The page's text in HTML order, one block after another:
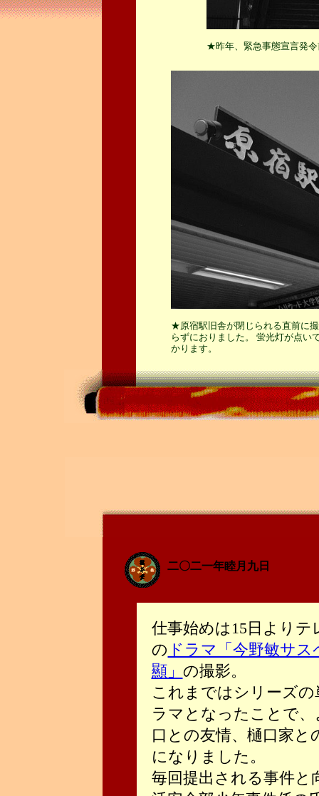
★昨年、緊急事態宣言発
★原宿駅旧舎が閉じられる直前に
らずにおりました。 蛍光灯が点い
かります。
二〇二一年睦月九日
仕事始めは15日よりテ
の ドラマ「今野敏サ
顯」 の撮影。
これまではシリーズ
ラマとなったことで
口との友情、樋口家
になりました。
毎回提出される事件と